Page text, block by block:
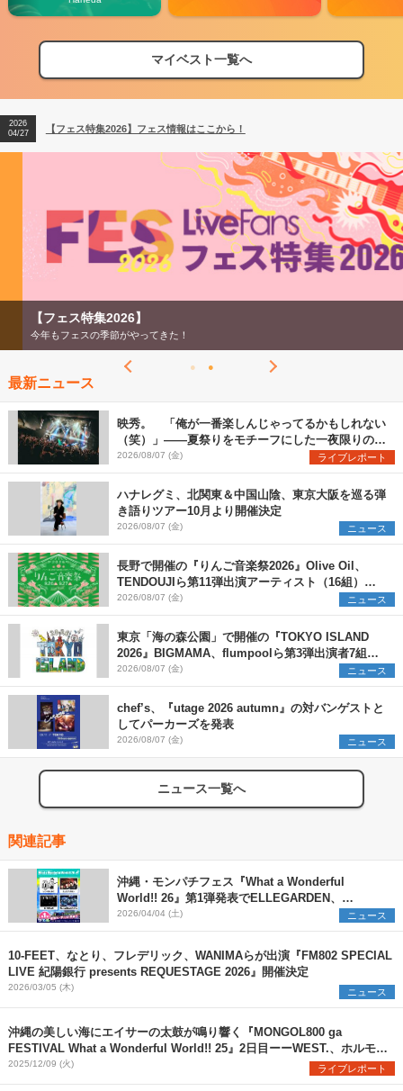
マイベスト一覧へ
【フェス特集2026】フェス情報はここから！
【ライブ動員ランキング】2026年上半期編発表！
2026
04/27
【フェス特集2026】フェス情報はここから！
2026
【ライブ動員ランキング】2026年上半期編発表！
【フェス特集2026】
今年もフェスの季節がやってきた！
最新ニュース
映秀。 「俺が一番楽しんじゃってるかもしれない
（笑）」――夏祭りをモチーフにした一夜限りのス
ペシャルライブ『色祭』レポート
2026/08/07 (金) ライブレポート
ハナレグミ、北関東＆中国山陰、東京大阪を巡る弾
き語りツアー10月より開催決定
2026/08/07 (金) ニュース
長野で開催の『りんご音楽祭2026』Olive Oil、
TENDOUJIら第11弾出演アーティスト（16組）を
発表
2026/08/07 (金) ニュース
東京「海の森公園」で開催の『TOKYO ISLAND
2026』BIGMAMA、flumpoolら第3弾出演者7組を
発表 ワークショップ・アート出展者を募集
2026/08/07 (金) ニュース
chef’s、『utage 2026 autumn』の対バンゲストと
してパーカーズを発表
2026/08/07 (金) ニュース
ニュース一覧へ
関連記事
沖縄・モンパチフェス『What a Wonderful
World!! 26』第1弾発表でELLEGARDEN、
BRAHMAN、MAN WITH A MISSIONが出演決定
2026/04/04 (土) ニュース
10-FEET、なとり、フレデリック、WANIMAらが出演『FM802 SPECIAL
LIVE 紀陽銀行 presents REQUESTAGE 2026』開催決定
2026/03/05 (木) ニュース
沖縄の美しい海にエイサーの太鼓が鳴り響く『MONGOL800 ga
FESTIVAL What a Wonderful World!! 25』2日目ーーWEST.、ホルモ
ン、10-FEET、木村カエラらと共に感動的な大合唱
2025/12/09 (火) ライブレポート